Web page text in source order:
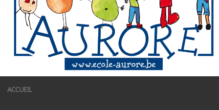
ACCUEIL